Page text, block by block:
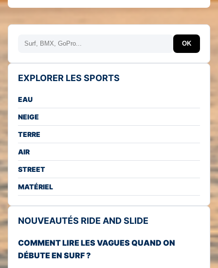
Rechercher OK
EXPLORER LES SPORTS
EAU
NEIGE
TERRE
AIR
STREET
MATÉRIEL
NOUVEAUTÉS RIDE AND SLIDE
COMMENT LIRE LES VAGUES QUAND ON
DÉBUTE EN SURF ?